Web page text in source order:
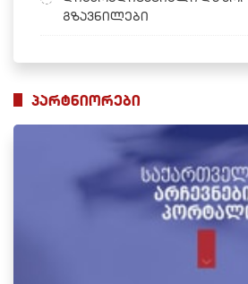
გზავნილები
პარტნიორები